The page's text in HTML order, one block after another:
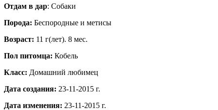
Отдам в дар: Собаки
Порода: Бeспородные и метисы
Возраст: 11 г(лет). 8 мес.
Пол питомца: Кобель
Класс: Домашний любимец
Дата создания: 23-11-2015 г.
Дата изменения: 23-11-2015 г.